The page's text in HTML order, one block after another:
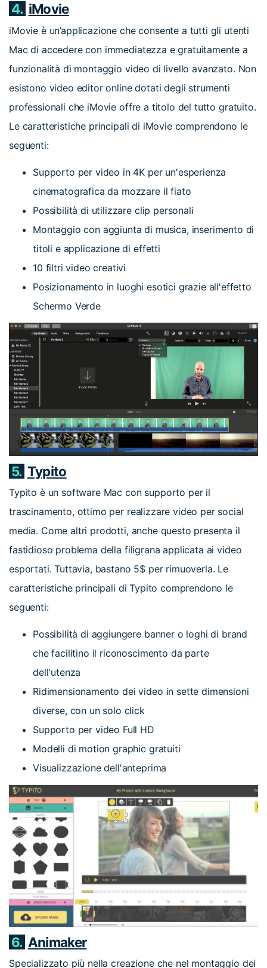
4. iMovie
iMovie è un’applicazione che consente a tutti gli utenti
Mac di accedere con immediatezza e gratuitamente a
funzionalità di montaggio video di livello avanzato. Non
esistono video editor online dotati degli strumenti
professionali che iMovie offre a titolo del tutto gratuito.
Le caratteristiche principali di iMovie comprendono le
seguenti:
Supporto per video in 4K per un'esperienza
cinematografica da mozzare il fiato
Possibilità di utilizzare clip personali
Montaggio con aggiunta di musica, inserimento di
titoli e applicazione di effetti
10 filtri video creativi
Posizionamento in luoghi esotici grazie all'effetto
Schermo Verde
5. Typito
Typito è un software Mac con supporto per il
trascinamento, ottimo per realizzare video per social
media. Come altri prodotti, anche questo presenta il
fastidioso problema della filigrana applicata ai video
esportati. Tuttavia, bastano 5$ per rimuoverla. Le
caratteristiche principali di Typito comprendono le
seguenti:
Possibilità di aggiungere banner o loghi di brand
che facilitino il riconoscimento da parte
dell'utenza
Ridimensionamento dei video in sette dimensioni
diverse, con un solo click
Supporto per video Full HD
Modelli di motion graphic gratuiti
Visualizzazione dell'anteprima
6. Animaker
Specializzato più nella creazione che nel montaggio dei